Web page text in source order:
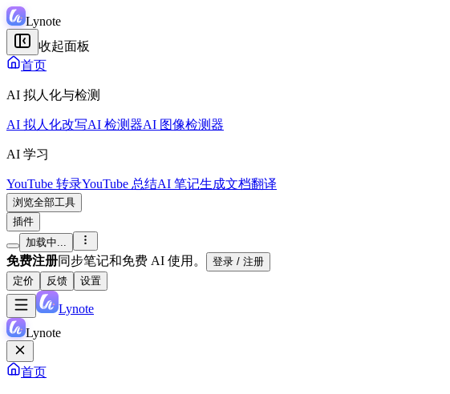
Lynote
收起面板
首页
AI 拟人化与检测
AI 拟人化改写AI 检测器AI 图像检测器
AI 学习
YouTube 转录YouTube 总结AI 笔记生成文档翻译
浏览全部工具
插件
加载中...
免费注册同步笔记和免费 AI 使用。
登录 / 注册
定价
反馈 设置
Lynote
Lynote
首页